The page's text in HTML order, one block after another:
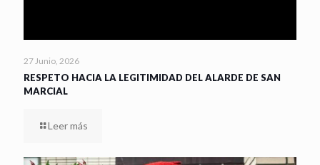
27 Junio, 2026
RESPETO HACIA LA LEGITIMIDAD DEL ALARDE DE SAN
MARCIAL
Leer más